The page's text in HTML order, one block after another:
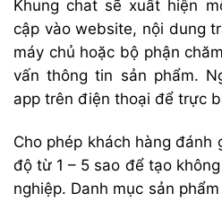
Khung chat sẽ xuất hiện
cập vào website, nội dung
máy chủ hoặc bộ phận
vấn thông tin sản phẩm.
app trên điện thoại để trực
Cho phép khách hàng đánh
độ từ 1 – 5 sao để tạo
nghiệp. Danh mục sản